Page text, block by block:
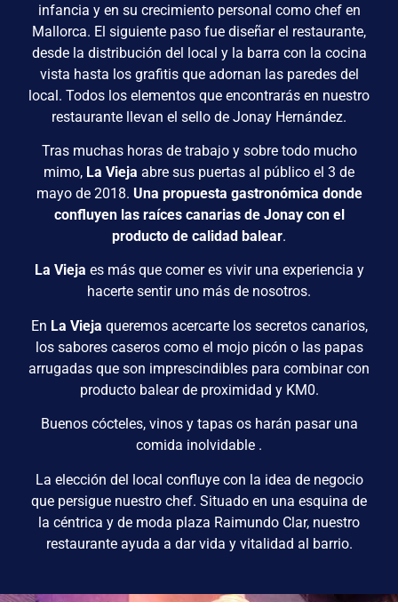
infancia y en su crecimiento personal como chef en
Mallorca. El siguiente paso fue diseñar el restaurante,
desde la distribución del local y la barra con la cocina
vista hasta los grafitis que adornan las paredes del
local. Todos los elementos que encontrarás en nuestro
restaurante llevan el sello de Jonay Hernández.
Tras muchas horas de trabajo y sobre todo mucho
mimo, La Vieja abre sus puertas al público el 3 de
mayo de 2018. Una propuesta gastronómica donde
confluyen las raíces canarias de Jonay con el
producto de calidad balear.
La Vieja es más que comer es vivir una experiencia y
hacerte sentir uno más de nosotros.
En La Vieja queremos acercarte los secretos canarios,
los sabores caseros como el mojo picón o las papas
arrugadas que son imprescindibles para combinar con
producto balear de proximidad y KM0.
Buenos cócteles, vinos y tapas os harán pasar una
comida inolvidable .
La elección del local confluye con la idea de negocio
que persigue nuestro chef. Situado en una esquina de
la céntrica y de moda plaza Raimundo Clar, nuestro
restaurante ayuda a dar vida y vitalidad al barrio.